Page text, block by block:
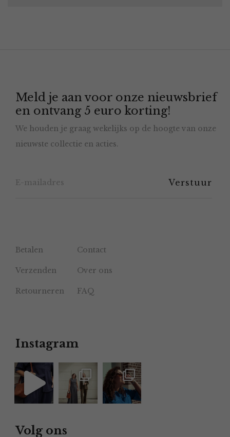
Meld je aan voor onze nieuwsbrief
en ontvang 5 euro korting!
We houden je graag wekelijks op de hoogte van onze
nieuwste collectie en acties.
Betalen Contact
Verzenden Over ons
Retourneren FAQ
Instagram
Volg ons